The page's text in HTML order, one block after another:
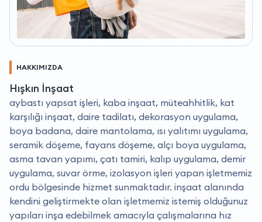
HAKKIMIZDA
Hışkın İnşaat
aybastı yapsat işleri, kaba inşaat, müteahhitlik, kat
karşılığı inşaat, daire tadilatı, dekorasyon uygulama,
boya badana, daire mantolama, ısı yalıtımı uygulama,
seramik döşeme, fayans döşeme, alçı boya uygulama,
asma tavan yapımı, çatı tamiri, kalıp uygulama, demir
uygulama, suvar örme, izolasyon işleri yapan işletmemiz
ordu bölgesinde hizmet sunmaktadır. i̇nşaat alanında
kendini geliştirmekte olan işletmemiz istemiş olduğunuz
yapıları inşa edebilmek amacıyla çalışmalarına hız